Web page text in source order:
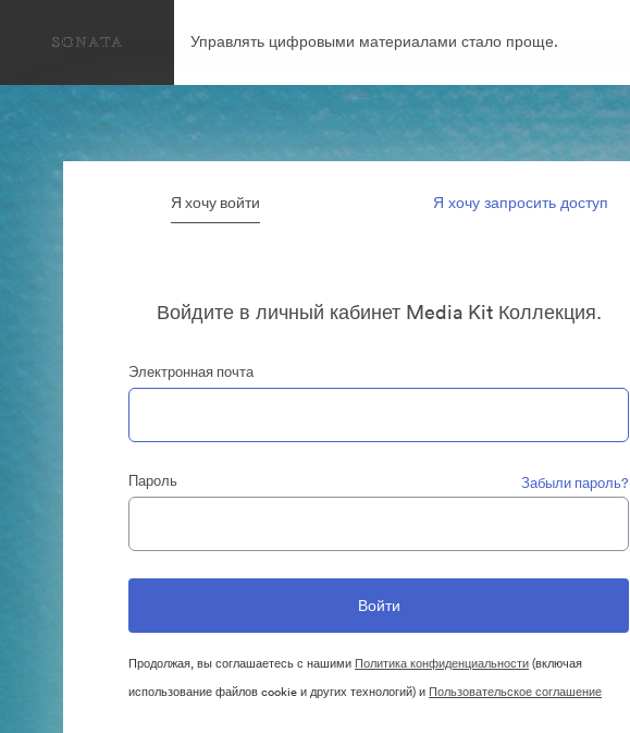
Управлять цифровыми материалами стало проще.
Я хочу войти Я хочу запросить доступ
Войдите в личный кабинет Media Kit Коллекция.
Электронная почта
Пароль Забыли пароль?
Продолжая, вы соглашаетесь с нашими Политика конфиденциальности(включая
использование файлов cookie и других технологий) и Пользовательское соглашение